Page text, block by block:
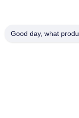
Good day, what